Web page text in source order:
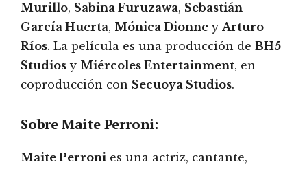
Murillo, Sabina Furuzawa, Sebastián
García Huerta, Mónica Dionne y Arturo
Ríos. La película es una producción de BH5
Studios y Miércoles Entertainment, en
coproducción con Secuoya Studios.
SobreMaite Perroni:
Maite Perroni es una actriz, cantante,